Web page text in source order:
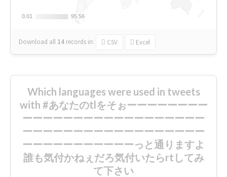
0.01
0.01 95.56
95.56
Download all 14 records in: CSV Excel
Which languages were used in tweets
with #あなたのtlをそぉーーーーーーーー
ーーーーーーーーーーーーーーーーーー
ーーーーーーーーーーーーーーーーーー
ーーーーーーーーーーーっと通りますよ
誰も気付かねぇだろ気付いたらrtしてみ
て下さい